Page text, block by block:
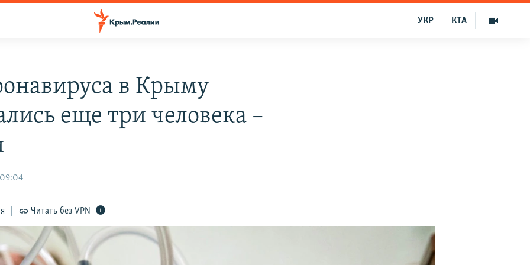
КТА
УКР
в Крыму
еще три человека –
Читать без VPN